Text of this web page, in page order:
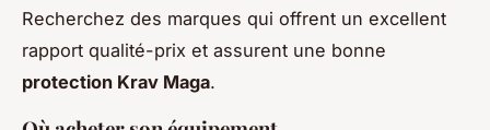
Recherchez des marques qui offrent un excellent
rapport qualité-prix et assurent une bonne
protection Krav Maga.